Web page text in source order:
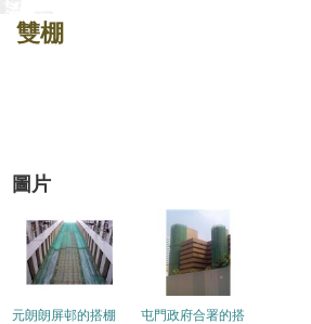
雙棚
圖片
元朗朗屏邨的搭棚
屯門政府合署的搭